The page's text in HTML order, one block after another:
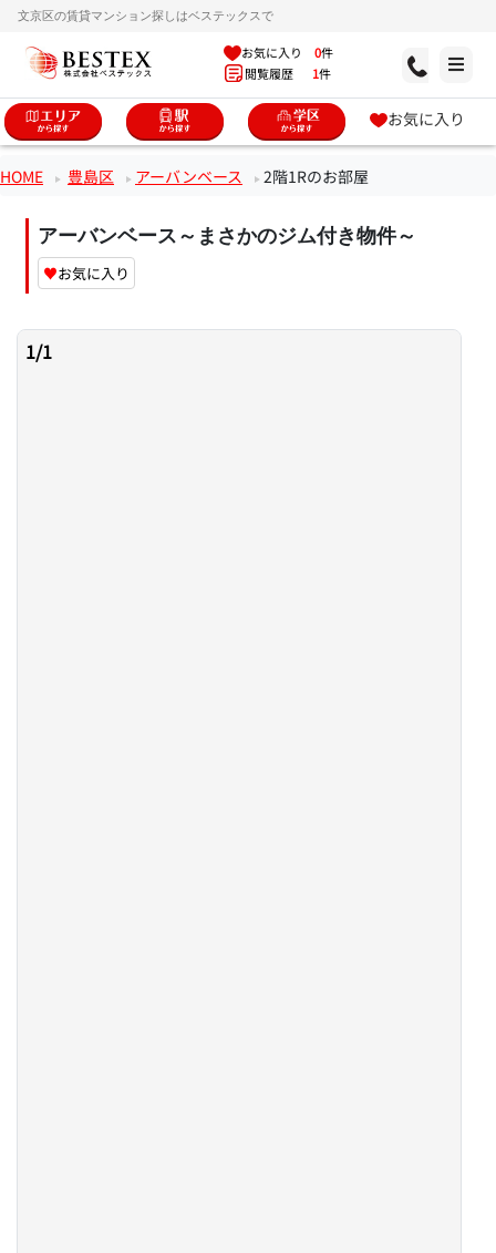
文京区の賃貸マンション探しはベステックスで
お気に入り 0件
閲覧履歴 1件
お気に入り
HOME 豊島区 アーバンベース 2階1Rのお部屋
アーバンベース～まさかのジム付き物件～
♥お気に入り
1/1